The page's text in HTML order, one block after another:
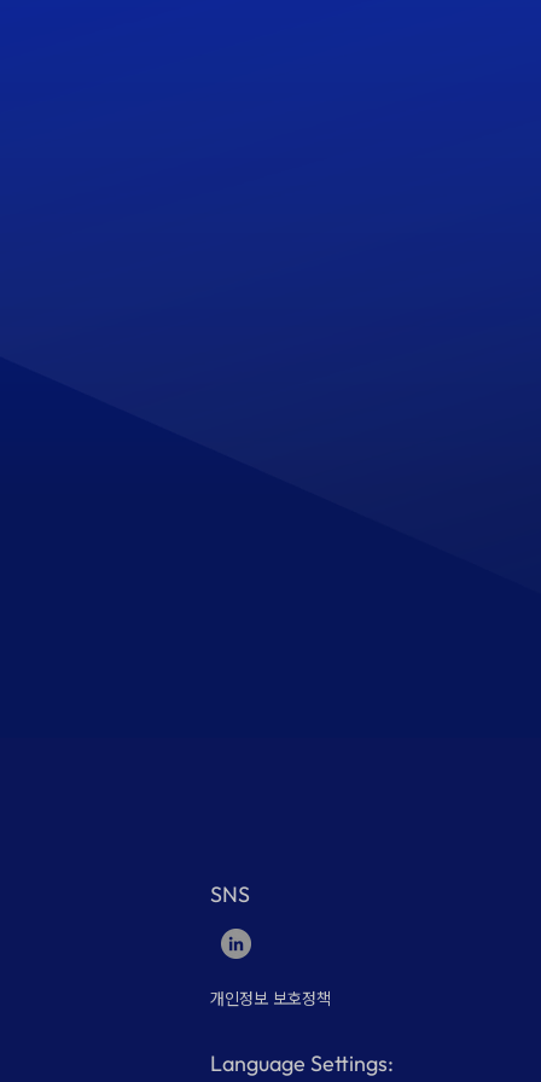
SNS
개인정보 보호정책
Language Settings: